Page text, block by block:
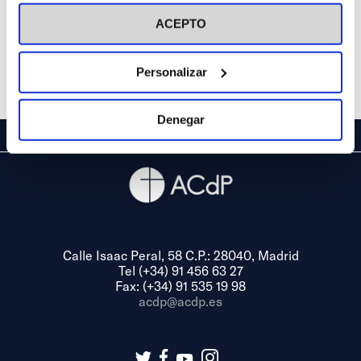
Política de Cookies
ACEPTO
Personalizar
Denegar
Calle Isaac Peral, 58 C.P.: 28040, Madrid
Tel (+34) 91 456 63 27
Fax: (+34) 91 535 19 98
acdp@acdp.es